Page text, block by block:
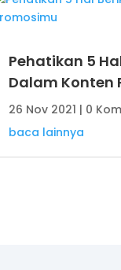
Pehatikan 5
Dalam Konten
26 Nov 2021 | 0
baca lainnya